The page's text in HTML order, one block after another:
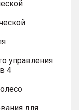
управления
4
для